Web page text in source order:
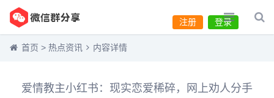
登录
注册
首页 > 热点资讯 内容详情
爱情教主小红书：现实恋爱稀碎，网上劝人分手